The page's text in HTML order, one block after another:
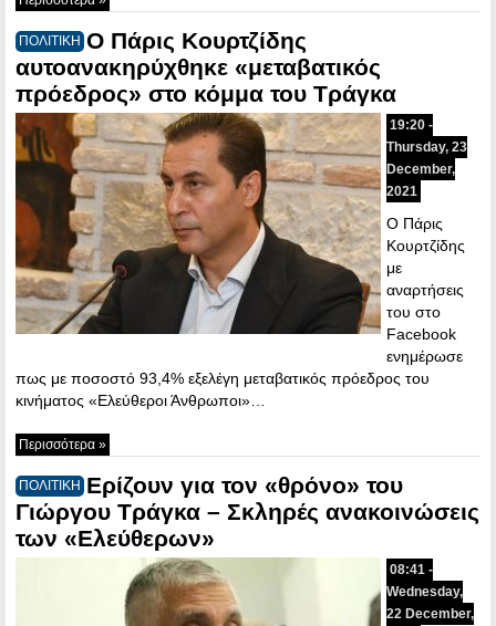
ΠΟΛΙΤΙΚΗ Ο Πάρις Κουρτζίδης
αυτοανακηρύχθηκε «μεταβατικός
πρόεδρος» στο κόμμα του Τράγκα
19:20 -
Thursday, 23
December,
2021
Ο Πάρις
Κουρτζίδης
με
αναρτήσεις
του στο
Facebook
ενημέρωσε
πως με ποσοστό 93,4% εξελέγη μεταβατικός πρόεδρος του
κινήματος «Ελεύθεροι Άνθρωποι»…
Περισσότερα »
ΠΟΛΙΤΙΚΗ Ερίζουν για τον «θρόνο» του
Γιώργου Τράγκα – Σκληρές ανακοινώσεις
των «Ελεύθερων»
08:41 -
Wednesday,
22 December,